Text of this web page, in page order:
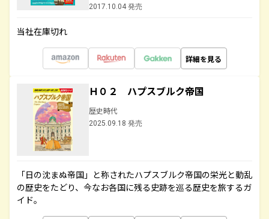
2017.10.04 発売
当社在庫切れ
詳細を見る
Ｈ０２ ハプスブルク帝国
歴史時代
2025.09.18 発売
「日の沈まぬ帝国」と称されたハプスブルク帝国の栄光と動乱
の歴史をたどり、今なお各国に残る史跡を巡る歴史を旅するガ
イド。